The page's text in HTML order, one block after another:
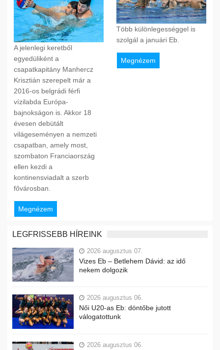
A jelenlegi keretből
egyedüliként a
csapatkapitány Manhercz
Krisztián szerepelt már a
2016-os belgrádi férfi
vízilabda Európa-
bajnokságon is. Akkor 18
évesen debütált
világeseményen a nemzeti
csapatban, amely most,
szombaton Franciaország
ellen kezdi a
kontinensviadalt a szerb
fővárosban.
Megnézem
Több különlegességgel is
szolgál a januári Eb.
Megnézem
LEGFRISSEBB HÍREINK
2026 augusztus 07.
Vizes Eb – Betlehem Dávid: az idő
nekem dolgozik
2026 augusztus 06.
Női U20-as Eb: döntőbe jutott
válogatottunk
2026 augusztus 06.